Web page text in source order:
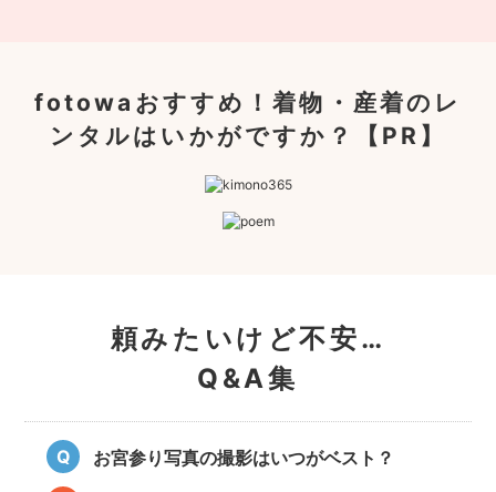
fotowaおすすめ！着物・産着のレ
ンタルはいかがですか？【PR】
頼みたいけど不安…
Q&A集
お宮参り写真の撮影はいつがベスト？